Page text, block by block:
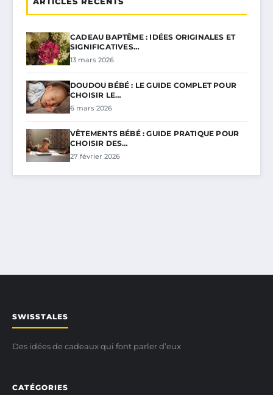
CADEAU BAPTÊME : IDÉES ORIGINALES ET
SIGNIFICATIVES…
13 mars 2026
DOUDOU BÉBÉ : LE GUIDE COMPLET POUR
CHOISIR LE…
6 mars 2026
VÊTEMENTS BÉBÉ : GUIDE PRATIQUE POUR
CHOISIR DES…
27 février 2026
SWISSTALES
Des idées de cadeaux qui font parler d’eux
CATÉGORIES